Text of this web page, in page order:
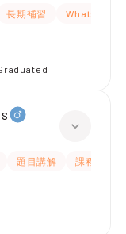
長期補習
WhatsAPP
題目講解
課程設計